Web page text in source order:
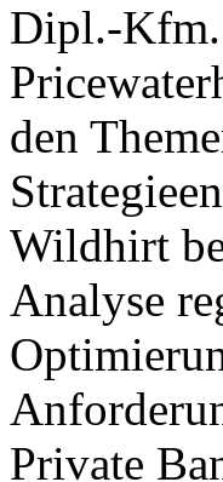
Dipl.-Kfm.
den
Wildhirt
Analyse
Private